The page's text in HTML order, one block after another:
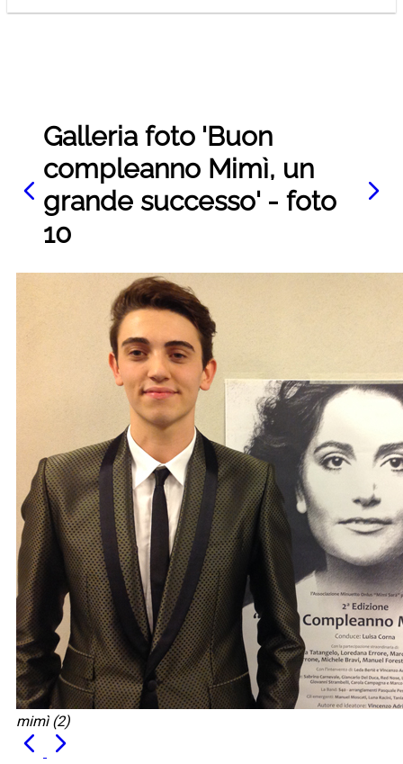
Galleria foto 'Buon
compleanno Mimì, un
grande successo' - foto
10
mimì (2)